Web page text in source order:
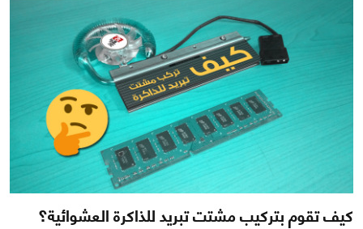
كيف تقوم بتركيب مشتت تبريد للذاكرة العشوائية؟